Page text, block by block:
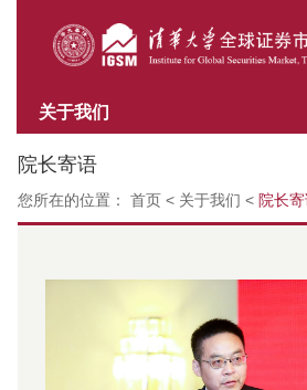
关于我们
院长寄语
您所在的位置： 首页 < 关于我们 < 院长